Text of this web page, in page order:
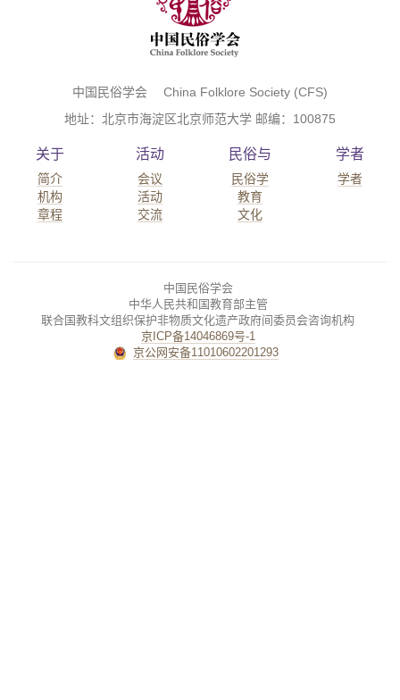
中国民俗学会 China Folklore Society (CFS)
地址：北京市海淀区北京师范大学 邮编：100875
关于
简介
机构
章程
活动
会议
活动
交流
民俗与
民俗学
教育
文化
学者
学者
中国民俗学会
中华人民共和国教育部主管
联合国教科文组织保护非物质文化遗产政府间委员会咨询机构
京ICP备14046869号-1
京公网安备11010602201293